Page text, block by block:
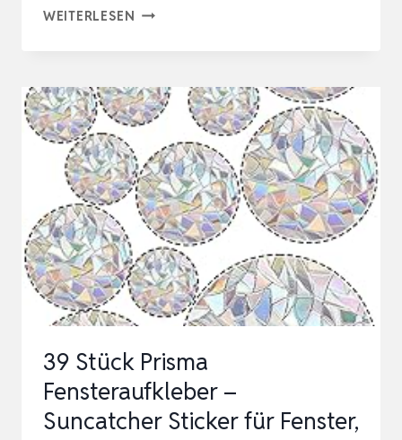
WEITERLESEN KOTKIDDY®
FENSTERAUFKLEBER
VOGELSCHUTZ,
VOGELSCHUTZ
FÜR
GLASSCHEIBEN,SCHMETTERLING
SU…
39 Stück Prisma
Fensteraufkleber –
Suncatcher Sticker für Fenster,